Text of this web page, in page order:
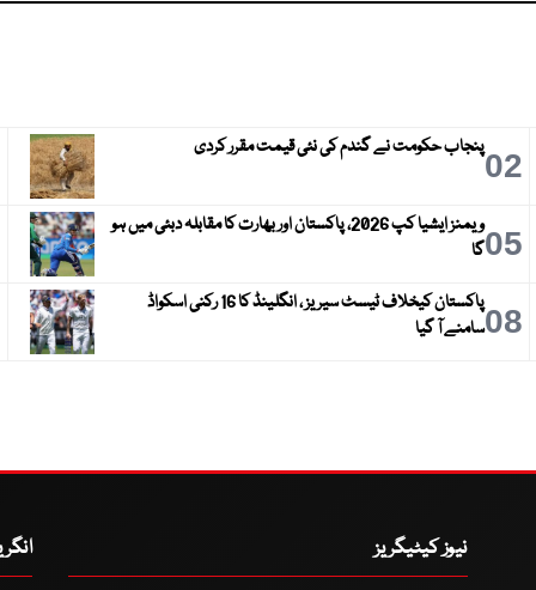
02پنجاب حکومت نے گندم کی نئی قیمت مقرر کردی
05
ویمنز ایشیا کپ 2026، پاکستان اور بھارت کا مقابلہ دبئی میں ہو
گا
08
پاکستان کیخلاف ٹیسٹ سیریز ، انگلینڈ کا 16 رکنی اسکواڈ
سامنے آ گیا
نیوز کیٹیگریز